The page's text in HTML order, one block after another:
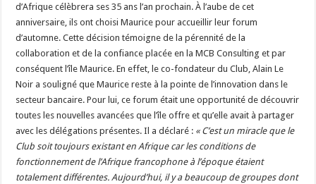
d’Afrique célèbrera ses 35 ans l’an prochain. À l’aube de cet
anniversaire, ils ont choisi Maurice pour accueillir leur forum
d’automne. Cette décision témoigne de la pérennité de la
collaboration et de la confiance placée en la MCB Consulting et par
conséquent l’île Maurice. En effet, le co-fondateur du Club, Alain Le
Noir a souligné que Maurice reste à la pointe de l’innovation dans le
secteur bancaire. Pour lui, ce forum était une opportunité de découvrir
toutes les nouvelles avancées que l’île offre et qu’elle avait à partager
avec les délégations présentes. Il a déclaré : « C’est un miracle que le
Club soit toujours existant en Afrique car les conditions de
fonctionnement de l’Afrique francophone à l’époque étaient
totalement différentes. Aujourd’hui, il y a beaucoup de groupes dont